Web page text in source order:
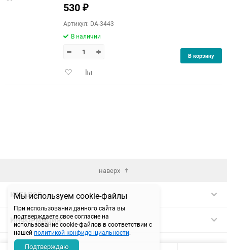
Мы используем cookie-файлы
При использовании данного сайта вы
подтверждаете свое согласие на
использование cookie-файлов в соответствии с
нашей политикой конфиденциальности.
Подтверждаю
530 ₽
Артикул: DA-3443
В наличии
ДобавитьДобавить
В корзину
наверх
КАТАЛОГ
ИНФОРМАЦИЯ
КОНТАКТЫ